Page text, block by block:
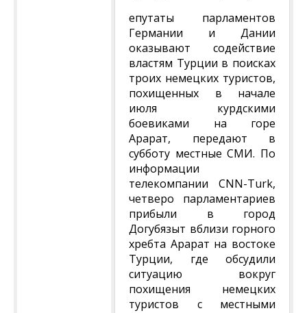
епутаты парламентов
Германии и Дании
оказывают содействие
властям Турции в поисках
троих немецких туристов,
похищенных в начале
июля курдскими
боевиками на горе
Арарат, передают в
субботу местные СМИ. По
информации
телекомпании CNN-Turk,
четверо парламентариев
прибыли в город
Догубязыт вблизи горного
хребта Арарат на востоке
Турции, где обсудили
ситуацию вокруг
похищения немецких
туристов с местными